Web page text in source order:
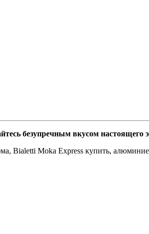
безупречным вкусом настоящего
Bialetti Moka Express купить,